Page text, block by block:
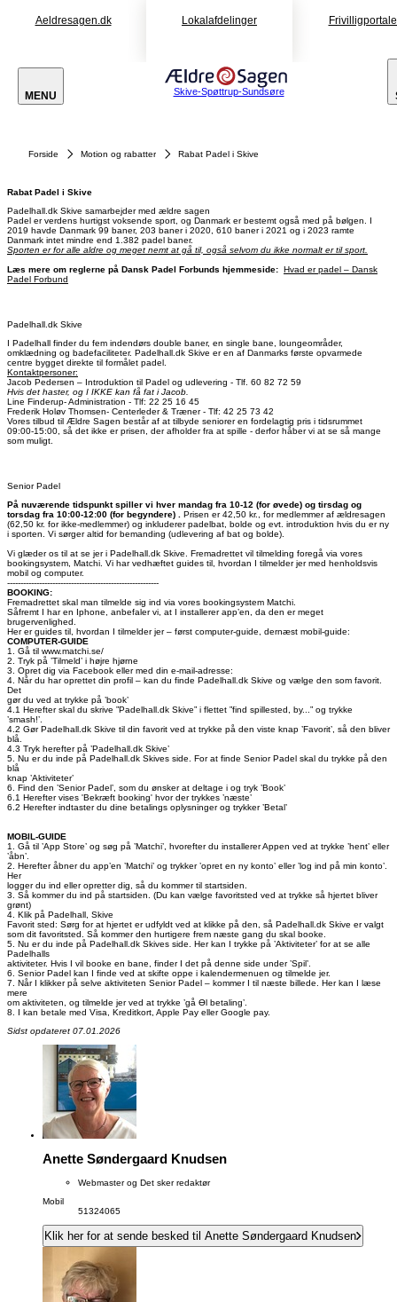
Aeldresagen.dk Lokalafdelinger
MENU Skive-Spøttrup-Sundsøre
Forside Motion og rabatter Rabat Padel i Skive
Rabat Padel i Skive
Padelhall.dk Skive samarbejder med ældre sagen
Padel er verdens hurtigst voksende sport, og Danmark er bestemt også med på bølgen. I
2019 havde Danmark 99 baner, 203 baner i 2020, 610 baner i 2021 og i 2023 ramte
Danmark intet mindre end 1.382 padel baner.
Sporten er for alle aldre og meget nemt at gå til, også selvom du ikke normalt er til sport.
Læs mere om reglerne på Dansk Padel Forbunds hjemmeside: Hvad er padel – Dansk
Padel Forbund
Padelhall.dk Skive
I Padelhall finder du fem indendørs double baner, en single bane, loungeområder,
omklædning og badefaciliteter. Padelhall.dk Skive er en af Danmarks første opvarmede
centre bygget direkte til formålet padel.
Kontaktpersoner:
Jacob Pedersen – Introduktion til Padel og udlevering - Tlf. 60 82 72 59
Hvis det haster, og I IKKE kan få fat i Jacob.
Line Finderup- Administration - Tlf: 22 25 16 45
Frederik Holøv Thomsen- Centerleder & Træner - Tlf: 42 25 73 42
Vores tilbud til Ældre Sagen består af at tilbyde seniorer en fordelagtig pris i tidsrummet
09:00-15:00, så det ikke er prisen, der afholder fra at spille - derfor håber vi at se så mange
som muligt.
Senior Padel
På nuværende tidspunkt spiller vi hver mandag fra 10-12 (for øvede) og tirsdag og
torsdag fra 10:00-12:00 (for begyndere) .
Prisen er 42,50 kr., for medlemmer af ældresagen
(62,50 kr. for ikke-medlemmer) og inkluderer padelbat, bolde og evt. introduktion hvis du er ny
i sporten. Vi sørger altid for bemanding (udlevering af bat og bolde).
Vi glæder os til at se jer i Padelhall.dk Skive. Fremadrettet vil tilmelding foregå via vores
bookingsystem, Matchi. Vi har vedhæftet guides til, hvordan I tilmelder jer med henholdsvis
mobil og computer.
---------------------------------------------------------
BOOKING:
Fremadrettet skal man tilmelde sig ind via vores bookingsystem Matchi.
Såfremt I har en Iphone, anbefaler vi, at I installerer app’en, da den er meget
brugervenlighed.
Her er guides til, hvordan I tilmelder jer – først computer-guide, dernæst mobil-guide:
COMPUTER-GUIDE
1. Gå til www.matchi.se/
2. Tryk på ’Tilmeld’ i højre hjørne
3. Opret dig via Facebook eller med din e-mail-adresse:
4. Når du har oprettet din profil – kan du finde Padelhall.dk Skive og vælge den som favorit.
Det
gør du ved at trykke på ’book’
4.1 Herefter skal du skrive ”Padelhall.dk Skive” i flettet ”find spillested, by...” og trykke
’smash!’.
4.2 Gør Padelhall.dk Skive til din favorit ved at trykke på den viste knap ’Favorit’, så den bliver
blå.
4.3 Tryk herefter på ’Padelhall.dk Skive’
5. Nu er du inde på Padelhall.dk Skives side. For at finde Senior Padel skal du trykke på den
blå
knap ’Aktiviteter’
6. Find den ’Senior Padel’, som du ønsker at deltage i og tryk ’Book’
6.1 Herefter vises 'Bekræft booking' hvor der trykkes ’næste’
6.2 Herefter indtaster du dine betalings oplysninger og trykker ’Betal’
MOBIL-GUIDE
1. Gå til ’App Store’ og søg på ’Matchi’, hvorefter du installerer Appen ved at trykke ’hent’ eller
’åbn’.
2. Herefter åbner du app’en ’Matchi’ og trykker ’opret en ny konto’ eller ’log ind på min konto’.
Her
logger du ind eller opretter dig, så du kommer til startsiden.
3. Så kommer du ind på startsiden. (Du kan vælge favoritsted ved at trykke så hjertet bliver
grønt)
4. Klik på Padelhall, Skive
Favorit sted: Sørg for at hjertet er udfyldt ved at klikke på den, så Padelhall.dk Skive er valgt
som dit favoritsted. Så kommer den hurtigere frem næste gang du skal booke.
5. Nu er du inde på Padelhall.dk Skives side. Her kan I trykke på ’Aktiviteter’ for at se alle
Padelhalls
aktiviteter. Hvis I vil booke en bane, finder I det på denne side under ’Spil’.
6. Senior Padel kan I finde ved at skifte oppe i kalendermenuen og tilmelde jer.
7. Når I klikker på selve aktiviteten Senior Padel – kommer I til næste billede. Her kan I læse
mere
om aktiviteten, og tilmelde jer ved at trykke ’gå Ɵl betaling’.
8. I kan betale med Visa, Kreditkort, Apple Pay eller Google pay.
Sidst opdateret 07.01.2026
Anette Søndergaard Knudsen
Webmaster og Det sker redaktør
Mobil
51324065
Klik her for at sende besked til Anette Søndergaard Knudsen